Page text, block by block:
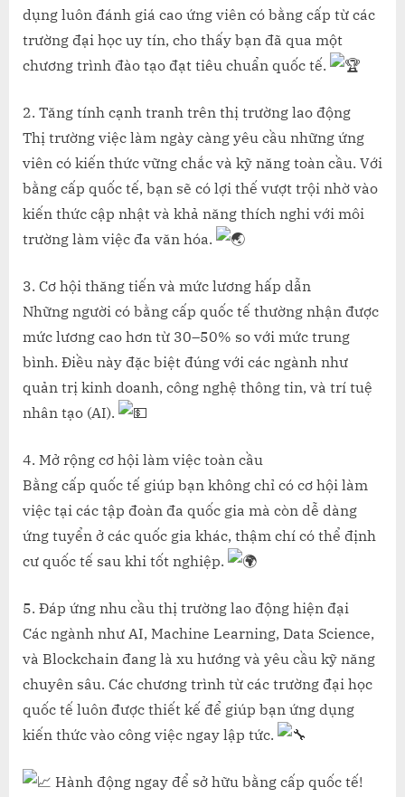
dụng luôn đánh giá cao ứng viên có bằng cấp từ các
trường đại học uy tín, cho thấy bạn đã qua một
chương trình đào tạo đạt tiêu chuẩn quốc tế.
2. Tăng tính cạnh tranh trên thị trường lao động
Thị trường việc làm ngày càng yêu cầu những ứng
viên có kiến thức vững chắc và kỹ năng toàn cầu. Với
bằng cấp quốc tế, bạn sẽ có lợi thế vượt trội nhờ vào
kiến thức cập nhật và khả năng thích nghi với môi
trường làm việc đa văn hóa.
3. Cơ hội thăng tiến và mức lương hấp dẫn
Những người có bằng cấp quốc tế thường nhận được
mức lương cao hơn từ 30–50% so với mức trung
bình. Điều này đặc biệt đúng với các ngành như
quản trị kinh doanh, công nghệ thông tin, và trí tuệ
nhân tạo (AI).
4. Mở rộng cơ hội làm việc toàn cầu
Bằng cấp quốc tế giúp bạn không chỉ có cơ hội làm
việc tại các tập đoàn đa quốc gia mà còn dễ dàng
ứng tuyển ở các quốc gia khác, thậm chí có thể định
cư quốc tế sau khi tốt nghiệp.
5. Đáp ứng nhu cầu thị trường lao động hiện đại
Các ngành như AI, Machine Learning, Data Science,
và Blockchain đang là xu hướng và yêu cầu kỹ năng
chuyên sâu. Các chương trình từ các trường đại học
quốc tế luôn được thiết kế để giúp bạn ứng dụng
kiến thức vào công việc ngay lập tức.
Hành động ngay để sở hữu bằng cấp quốc tế!